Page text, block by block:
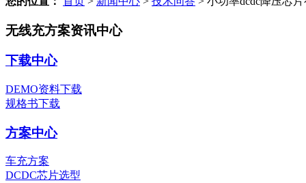
无线充方案资讯中心
下载中心
DEMO资料下载
规格书下载
方案中心
车充方案
DCDC芯片选型